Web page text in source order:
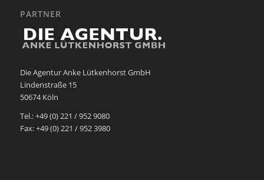
PARTNER
Die Agentur Anke Lütkenhorst GmbH
Lindenstraße 15
50674 Köln
Tel.: +49 (0) 221 / 952 9080
Fax: +49 (0) 221 / 952 3980